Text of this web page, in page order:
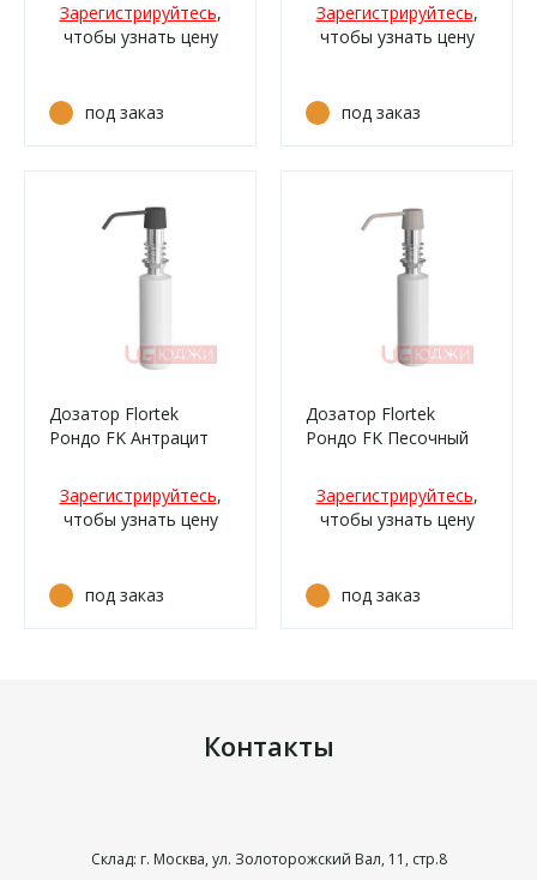
Зарегистрируйтесь,
чтобы узнать цену
под заказ
Зарегистрируйтесь,
чтобы узнать цену
под заказ
Дозатор Flortek
Рондо FK Антрацит
Зарегистрируйтесь,
чтобы узнать цену
под заказ
Дозатор Flortek
Рондо FK Песочный
Зарегистрируйтесь,
чтобы узнать цену
под заказ
Контакты
Склад: г. Москва, ул. Золоторожский Вал, 11, стр.8